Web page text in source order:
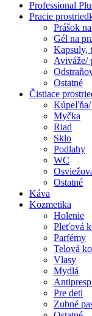
Professional
Pracie
Prášok
Gél na
Kapsuly,
Aviváže/
Ostatné
Čistiace
Kúpeľňa/
Myčka
Riad
Sklo
Podlahy
WC
Ostatné
Káva
Kozmetika
Holenie
Pleťová
Parfémy
Telová
Vlasy
Mydlá
Pre deti
Zubné